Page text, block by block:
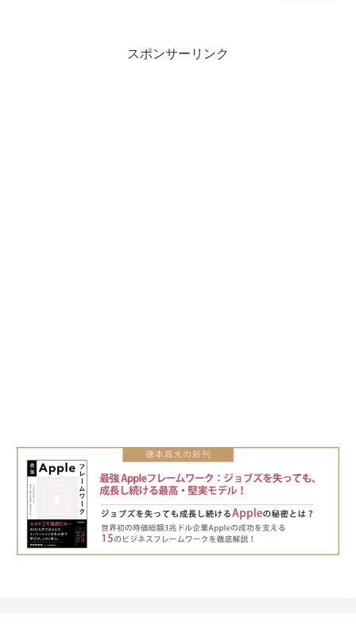
スポンサーリンク